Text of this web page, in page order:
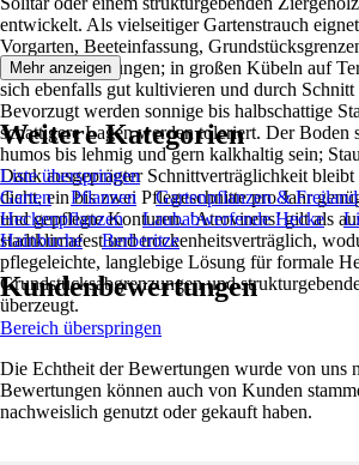
entwickelt. Als vielseitiger Gartenstrauch
Vorgarten, Beeteinfassung,
Gruppenpflanzungen; in großen Kübeln auf
sich ebenfalls gut kultivieren und durch Schnitt
Bevorzugt werden sonnige bis halbschattige
schattigere Lagen werden toleriert. Der Boden
humos bis lehmig und gern kalkhaltig sein;
Dank ausgeprägter Schnittverträglichkeit
dicht, ein bis zwei Pflegeschnitte pro Jahr
und gepflegte Konturen. ‘Atrovirens’ gilt als
stadtklimafest und trockenheitsverträglich,
pflegeleichte, langlebige Lösung für formale
Grundstücksabgrenzungen und
überzeugt.
Mehr anzeigen
Weitere Kategorien
Liste überspringen
Garten
Pflanzen
Gartenpflanzen &
Heckenpflanzen
Laubabwerfende Hecke
Hainbuche
Berberitze
Kundenbewertungen
Bereich überspringen
Die Echtheit der Bewertungen wurde von uns
Bewertungen können auch von Kunden
nachweislich genutzt oder gekauft haben.